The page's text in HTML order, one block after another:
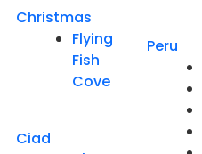
Christmas
Flying
Fish
Cove
Ciad
Peru